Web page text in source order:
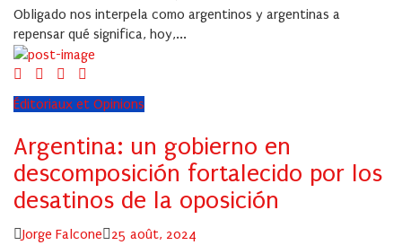
Obligado nos interpela como argentinos y argentinas a
repensar qué significa, hoy,...
Éditoriaux et Opinions
Argentina: un gobierno en
descomposición fortalecido por los
desatinos de la oposición
Author
Jorge Falcone
Posted
25 août, 2024